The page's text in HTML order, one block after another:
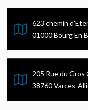
623 chemin
01000 Bourg En
205 Rue du Gros
38760 Varces-